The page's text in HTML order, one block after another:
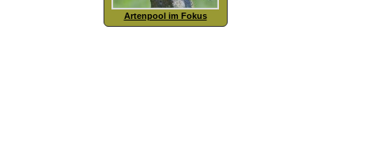
Artenpool im Fokus